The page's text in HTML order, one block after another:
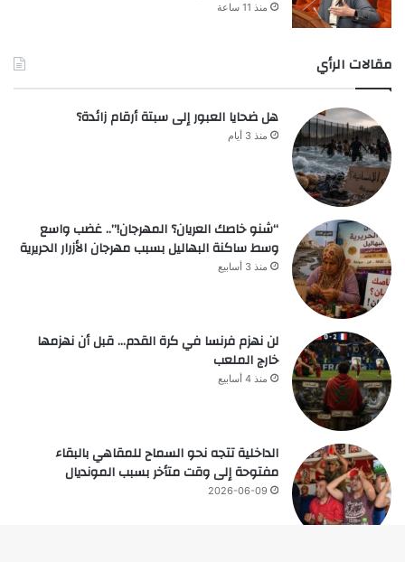
منذ 11 ساعة
مقالات الرأي
هل ضحايا العبور إلى سبتة أرقام زائدة؟
منذ 3 أيام
“شنو خاصك العريان؟ المهرجان!”.. غضب واسع
وسط ساكنة البهاليل بسبب مهرجان الأزرار الحريرية
منذ 3 أسابيع
لن نهزم فرنسا في كرة القدم… قبل أن نهزمها
خارج الملعب
منذ 4 أسابيع
الداخلية تتجه نحو السماح للمقاهي بالبقاء
مفتوحة إلى وقت متأخر بسبب المونديال
2026-06-09